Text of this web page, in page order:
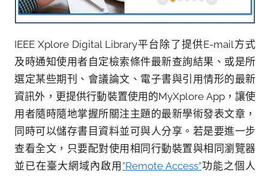
IEEE Xplore Digital Library平台除了提供E-mail方式
及時通知使用者自定檢索條件最新查詢結果、或是所
選定某些期刊、會議論文、電子書與引用情形的最新
資訊外，更提供行動裝置使用的MyXplore App，讓使
用者隨時隨地掌握所關注主題的最新學術發表文章，
同時可以儲存書目資料並可與人分享。若是要進一步
查看全文，只要配對使用相同行動裝置與相同瀏覽器
並已在臺大網域內啟用 ”Remote Access”功能之個人